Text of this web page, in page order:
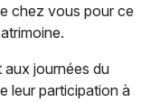
chez vous pour ce
aux journées du
leur participation à